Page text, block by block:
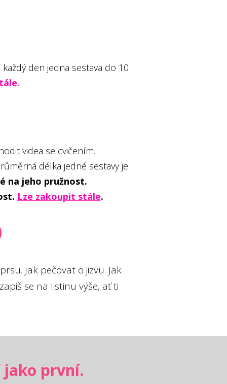
den jedna sestava do 10
videa se cvičením.
délka jedné sestavy je
na jeho pružnost.
Lze zakoupit stále.
Jak pečovat o jizvu. Jak
se na listinu výše, ať ti
jako první.